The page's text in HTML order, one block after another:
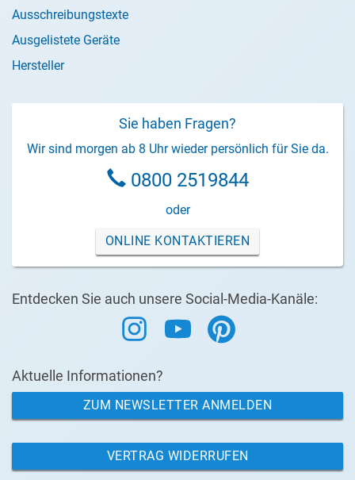
Ausschreibungstexte
Ausgelistete Geräte
Hersteller
Sie haben Fragen?
Wir sind morgen ab 8 Uhr wieder persönlich für Sie da.
0800 2519844
oder
ONLINE KONTAKTIEREN
Entdecken Sie auch unsere Social-Media-Kanäle:
Aktuelle Informationen?
ZUM NEWSLETTER ANMELDEN
VERTRAG WIDERRUFEN